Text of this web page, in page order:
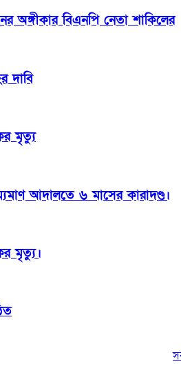
বিএনপি নেতা শাকিলের
দাবি
মৃত্যু
আদালতে ৬ মাসের কারাদণ্ড।
মৃত্যু।